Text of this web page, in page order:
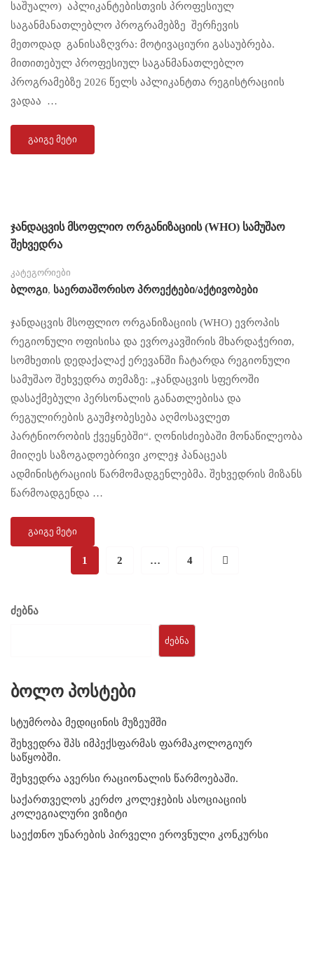
საშუალო) აპლიკანტებისთვის პროფესიულ
საგანმანათლებლო პროგრამებზე შერჩევის
მეთოდად განისაზღვრა: მოტივაციური გასაუბრება.
მითითებულ პროფესიულ საგანმანათლებლო
პროგრამებზე 2026 წელს აპლიკანტთა რეგისტრაციის
ვადაა …
ᲒᲐᲘᲒᲔ ᲛᲔᲢᲘ
ჯანდაცვის მსოფლიო ორგანიზაციის (WHO) სამუშაო
შეხვედრა
კატეგორიები
Ბლოგი, Საერთაშორისო Პროექტები/აქტივობები
ჯანდაცვის მსოფლიო ორგანიზაციის (WHO) ევროპის
რეგიონული ოფისისა და ევროკავშირის მხარდაჭერით,
სომხეთის დედაქალაქ ერევანში ჩატარდა რეგიონული
სამუშაო შეხვედრა თემაზე: „ჯანდაცვის სფეროში
დასაქმებული პერსონალის განათლებისა და
რეგულირების გაუმჯობესება აღმოსავლეთ
პარტნიორობის ქვეყნებში“. ღონისძიებაში მონაწილეობა
მიიღეს საზოგადოებრივი კოლეჯ პანაცეას
ადმინისტრაციის წარმომადგენლებმა. შეხვედრის მიზანს
წარმოადგენდა …
ᲒᲐᲘᲒᲔ ᲛᲔᲢᲘ
1 2 … 4
ძებნა
ᲫᲔᲑᲜᲐ
ბოლო პოსტები
სტუმრობა მედიცინის მუზეუმში
შეხვედრა შპს იმპექსფარმას ფარმაკოლოგიურ
საწყობში.
შეხვედრა ავერსი რაციონალის წარმოებაში.
საქართველოს კერძო კოლეჯების ასოციაციის
კოლეგიალური ვიზიტი
საექთნო უნარების პირველი ეროვნული კონკურსი